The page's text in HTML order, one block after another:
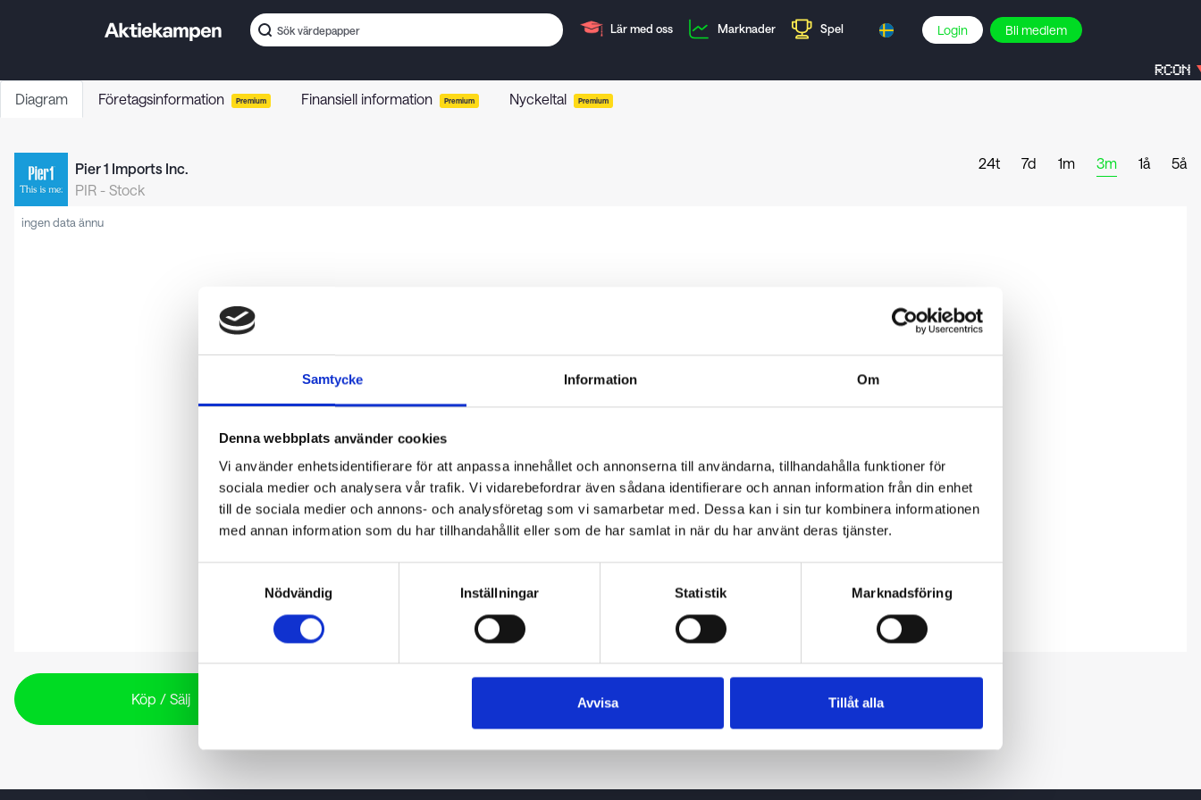
Samtycke Information Om
Denna webbplats använder cookies
Vi använder enhetsidentifierare för att anpassa innehållet och annonserna till användarna, tillhandahålla funktioner för
sociala medier och analysera vår trafik. Vi vidarebefordrar även sådana identifierare och annan information från din enhet
till de sociala medier och annons- och analysföretag som vi samarbetar med. Dessa kan i sin tur kombinera informationen
med annan information som du har tillhandahållit eller som de har samlat in när du har använt deras tjänster.
Nödvändig
Inställningar Statistik Marknadsföring
Avvisa Tillåt alla
Lär med oss Marknader Spel Login Bli medlem
RCON
Diagram Företagsinformation Premium Finansiell information Premium Nyckeltal Premium
Pier 1 Imports Inc.
PIR - Stock
24t 7d 1m 3m 1å 5å
ingen data ännu
Köp / Sälj